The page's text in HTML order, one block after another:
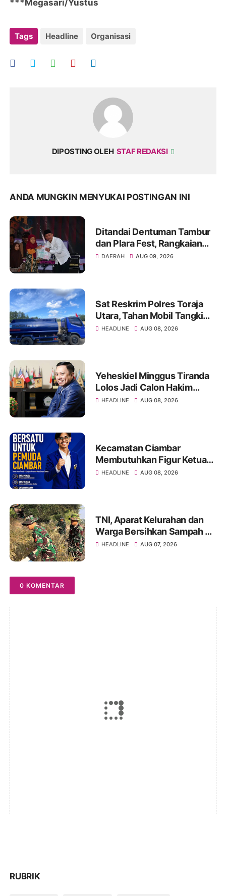
***Megasari/Yustus
Tags Headline Organisasi
DIPOSTING OLEH STAF REDAKSI
ANDA MUNGKIN MENYUKAI POSTINGAN INI
Ditandai Dentuman Tambur
dan Plara Fest, Rangkaian
Hari Jadi ke-156 Kabupaten
DAERAH AUG 09, 2026
Sat Reskrim Polres Toraja
Utara, Tahan Mobil Tangki
PT Harmony Solusi Energy
HEADLINE AUG 08, 2026
Yeheskiel Minggus Tiranda
Lolos Jadi Calon Hakim
Agung RI Tahun 2026
HEADLINE AUG 08, 2026
Kecamatan Ciambar
Membutuhkan Figur Ketua
KNPI yang Mampu
HEADLINE AUG 08, 2026
TNI, Aparat Kelurahan dan
Warga Bersihkan Sampah di
Bantaran Sungai Sa'dan
HEADLINE AUG 07, 2026
0 KOMENTAR
RUBRIK